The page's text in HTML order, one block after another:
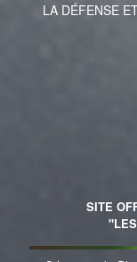
LA DÉFENSE
SITE